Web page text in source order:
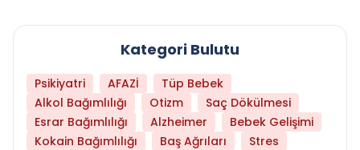
Kategori Bulutu
Psikiyatri AFAZİ
Tüp Bebek
Alkol Bağımlılığı
Otizm
Saç Dökülmesi
Esrar Bağımlılığı
Alzheimer
Bebek Gelişimi
Kokain Bağımlılığı
Baş Ağrıları
Stres